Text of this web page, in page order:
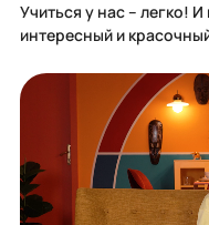
Учиться у нас – легко!
интересный и